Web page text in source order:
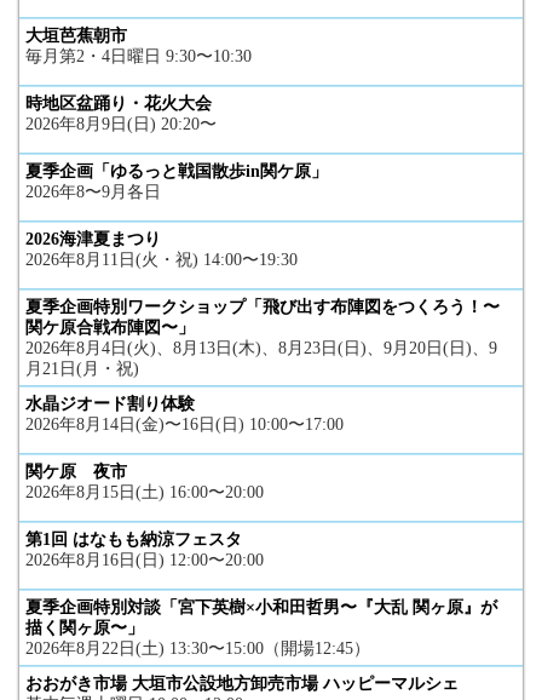
大垣芭蕉朝市
毎月第2・4日曜日 9:30〜10:30
時地区盆踊り・花火大会
2026年8月9日(日) 20:20〜
夏季企画「ゆるっと戦国散歩in関ケ原」
2026年8〜9月各日
2026海津夏まつり
2026年8月11日(火・祝) 14:00〜19:30
夏季企画特別ワークショップ「飛び出す布陣図をつくろう！〜
関ケ原合戦布陣図〜」
2026年8月4日(火)、8月13日(木)、8月23日(日)、9月20日(日)、9
月21日(月・祝)
水晶ジオード割り体験
2026年8月14日(金)〜16日(日) 10:00〜17:00
関ケ原 夜市
2026年8月15日(土) 16:00〜20:00
第1回 はなもも納涼フェスタ
2026年8月16日(日) 12:00〜20:00
夏季企画特別対談「宮下英樹×小和田哲男〜『大乱 関ヶ原』が
描く関ヶ原〜」
2026年8月22日(土) 13:30〜15:00（開場12:45）
おおがき市場 大垣市公設地方卸売市場 ハッピーマルシェ